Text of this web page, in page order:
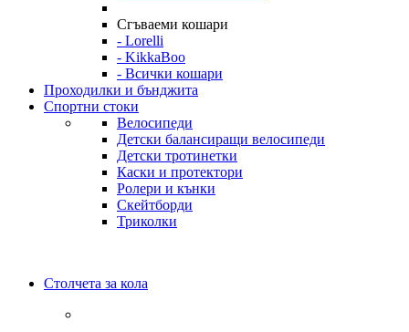
Сгъваеми кошари
- Lorelli
- KikkaBoo
- Всички кошари
Проходилки и бънджита
Спортни стоки
Велосипеди
Детски балансиращи велосипеди
Детски тротинетки
Каски и протектори
Ролери и кънки
Скейтборди
Триколки
Столчета за кола